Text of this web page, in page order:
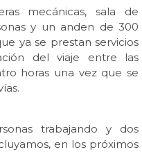
mecánicas, sala de
y un anden de 300
ya se prestan servicios
del viaje entre las
horas una vez que se
trabajando y dos
en los próximos